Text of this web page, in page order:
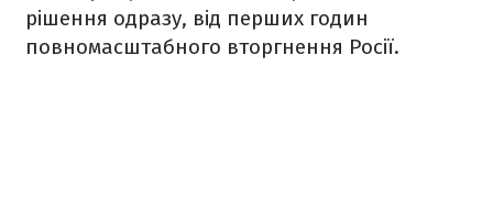
рішення одразу, від перших годин
повномасштабного вторгнення Росії.